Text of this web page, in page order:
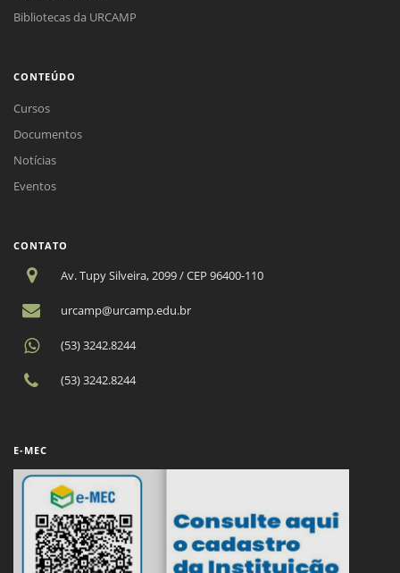
Bibliotecas da URCAMP
CONTEÚDO
Cursos
Documentos
Notícias
Eventos
CONTATO
Av. Tupy Silveira, 2099 / CEP 96400-110
urcamp@urcamp.edu.br
(53) 3242.8244
(53) 3242.8244
E-MEC